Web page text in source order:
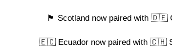
🏴󠁧󠁢󠁳󠁣󠁴󠁿 Scotland now paired with 🇩🇪
🇪🇨 Ecuador now paired with 🇨🇭